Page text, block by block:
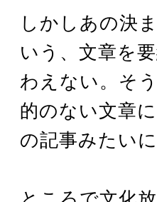
しかしあの決
いう、文章を
わえない。そ
的のない文章
の記事みたい